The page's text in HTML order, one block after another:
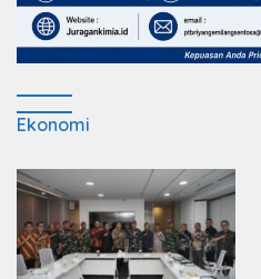
Ekonomi